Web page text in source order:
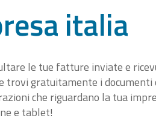
italia
le tue fatture inviate e
trovi gratuitamente i
che riguardano la tua
e tablet!